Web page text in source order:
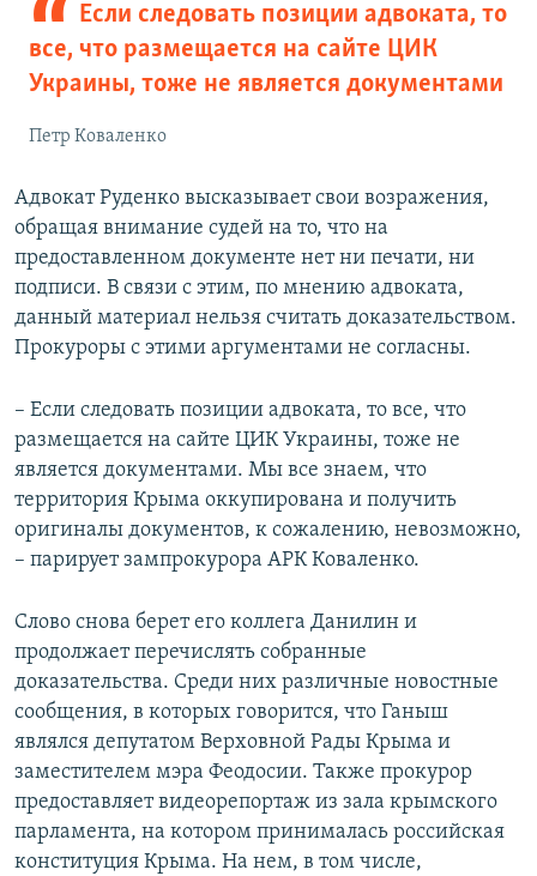
Если следовать позиции адвоката, то
все, что размещается на сайте ЦИК
Украины, тоже не является документами
Петр Коваленко
Адвокат Руденко высказывает свои возражения,
обращая внимание судей на то, что на
предоставленном документе нет ни печати, ни
подписи. В связи с этим, по мнению адвоката,
данный материал нельзя считать доказательством.
Прокуроры с этими аргументами не согласны.
– Если следовать позиции адвоката, то все, что
размещается на сайте ЦИК Украины, тоже не
является документами. Мы все знаем, что
территория Крыма оккупирована и получить
оригиналы документов, к сожалению, невозможно,
– парирует зампрокурора АРК Коваленко.
Слово снова берет его коллега Данилин и
продолжает перечислять собранные
доказательства. Среди них различные новостные
сообщения, в которых говорится, что Ганыш
являлся депутатом Верховной Рады Крыма и
заместителем мэра Феодосии. Также прокурор
предоставляет видеорепортаж из зала крымского
парламента, на котором принималась российская
конституция Крыма. На нем, в том числе,